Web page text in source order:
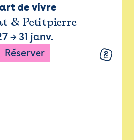
de vivre
& Petitpierre
→ 31 janv.
Réserver